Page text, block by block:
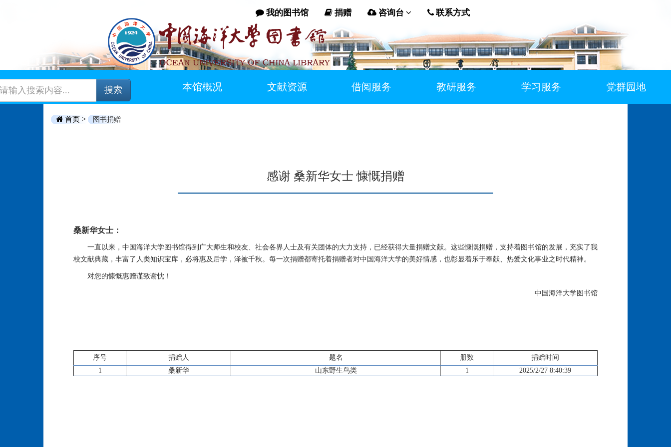
我的图书馆 捐赠 咨询台 联系方式
搜索 本馆概况 文献资源 借阅服务 教研服务 学习服务 党群园地
首页 > 图书捐赠
感谢 桑新华女士 慷慨捐赠
桑新华女士：
一直以来，中国海洋大学图书馆得到广大师生和校友、社会各界人士及有关团体的大力支持，已经获得大量捐赠文献。这些慷慨捐赠，支持着图书馆的发展，充实了我
校文献典藏，丰富了人类知识宝库，必将惠及后学，泽被千秋。每一次捐赠都寄托着捐赠者对中国海洋大学的美好情感，也彰显着乐于奉献、热爱文化事业之时代精神。
对您的慷慨惠赠谨致谢忱！
中国海洋大学图书馆
序号 捐赠人 题名 册数
捐赠时间
1
桑新华 山东野生鸟类 1 2025/2/27 8:40:39